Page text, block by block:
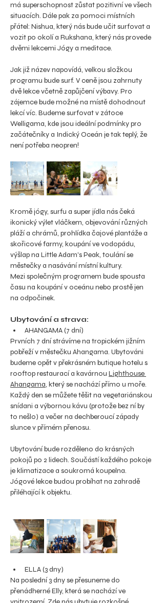
má superschopnost zůstat pozitivní ve všech
situacích. Dále pak za pomoci místních
přátel: Nishua, který nás bude učit surfovat a
vozit po okolí a Rukshana, který nás provede
dvěmi lekcemi Jógy a meditace.
Jak již název napovídá, velkou složkou
programu bude surf. V ceně jsou zahrnuty
dvě lekce včetně zapůjčení výbavy. Pro
zájemce bude možné na místě dohodnout
lekcí víc. Budeme surfovat v zátoce
Welligama, kde jsou ideální podmínky pro
začátečníky a Indický Oceán je tak teplý, že
není potřeba neopren!
Kromě jógy, surfu a super jídla nás čeká
ikonický výlet vláčkem, objevování různých
pláží a chrámů, prohlídka čajové plantáže a
skořicové farmy, koupání ve vodopádu,
výšlap na Little Adam's Peak, toulání se
městečky a nasávání místní kultury.
Mezi společným programem bude spousta
času na koupání v oceánu nebo prostě jen
na odpočinek.
Ubytování a strava:
AHANGAMA (7 dní)
Prvních 7 dní strávíme na tropickém jižním
pobřeží v městečku Ahangama. Ubytováni
budeme opět v překrásném butique hotelu s
rooftop restaurací a kavárnou Lighthouse
Ahangama, který se nachází přímo u moře.
Každý den se můžete těšit na vegetariánskou
snídani a výbornou kávu (protože bez ní by
to nešlo) a večer na dechberoucí západy
slunce v přímém přenosu.
Ubytování bude rozděleno do krásných
pokojů po 2 lidech. Součástí každého pokoje
je klimatizace a soukromá koupelna.
Jógové lekce budou probíhat na zahradě
přiléhající k objektu.
ELLA (3 dny)
Na poslední 3 dny se přesuneme do
přenádherné Elly, která se nachází ve